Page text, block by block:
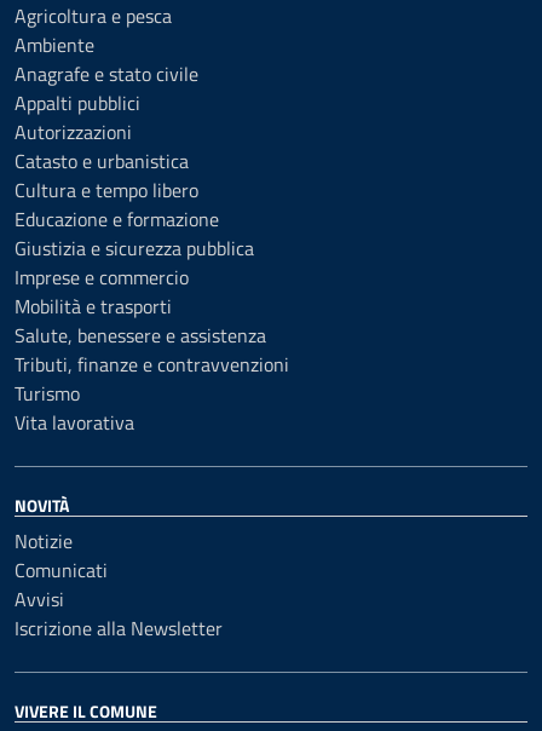
Agricoltura e pesca
Ambiente
Anagrafe e stato civile
Appalti pubblici
Autorizzazioni
Catasto e urbanistica
Cultura e tempo libero
Educazione e formazione
Giustizia e sicurezza pubblica
Imprese e commercio
Mobilità e trasporti
Salute, benessere e assistenza
Tributi, finanze e contravvenzioni
Turismo
Vita lavorativa
NOVITÀ
Notizie
Comunicati
Avvisi
Iscrizione alla Newsletter
VIVERE IL COMUNE